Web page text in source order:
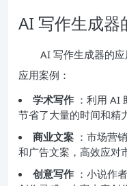
AI 写作生成器
AI 写作生成器的
应用案例：
学术写作 ：利用 AI
节省了大量的时间和精
商业文案 ：市场营
和广告文案，高效应对
创意写作 ：小说作